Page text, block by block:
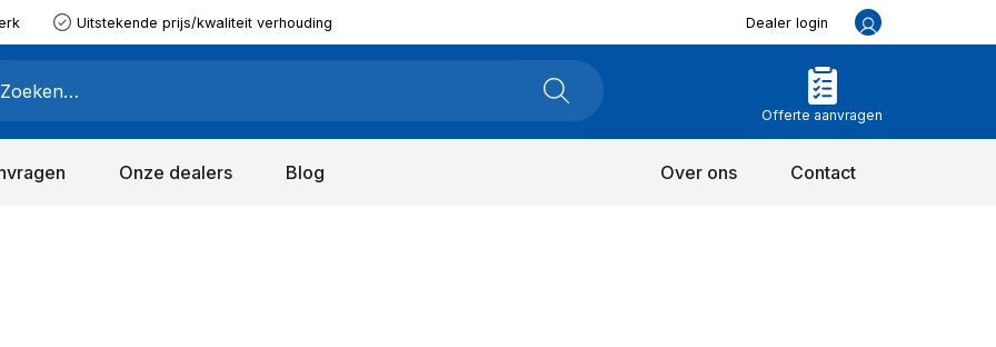
Uitstekende prijs/kwaliteit verhouding Dealer login
Offerte aanvragen
Onze dealers Blog Over ons Contact